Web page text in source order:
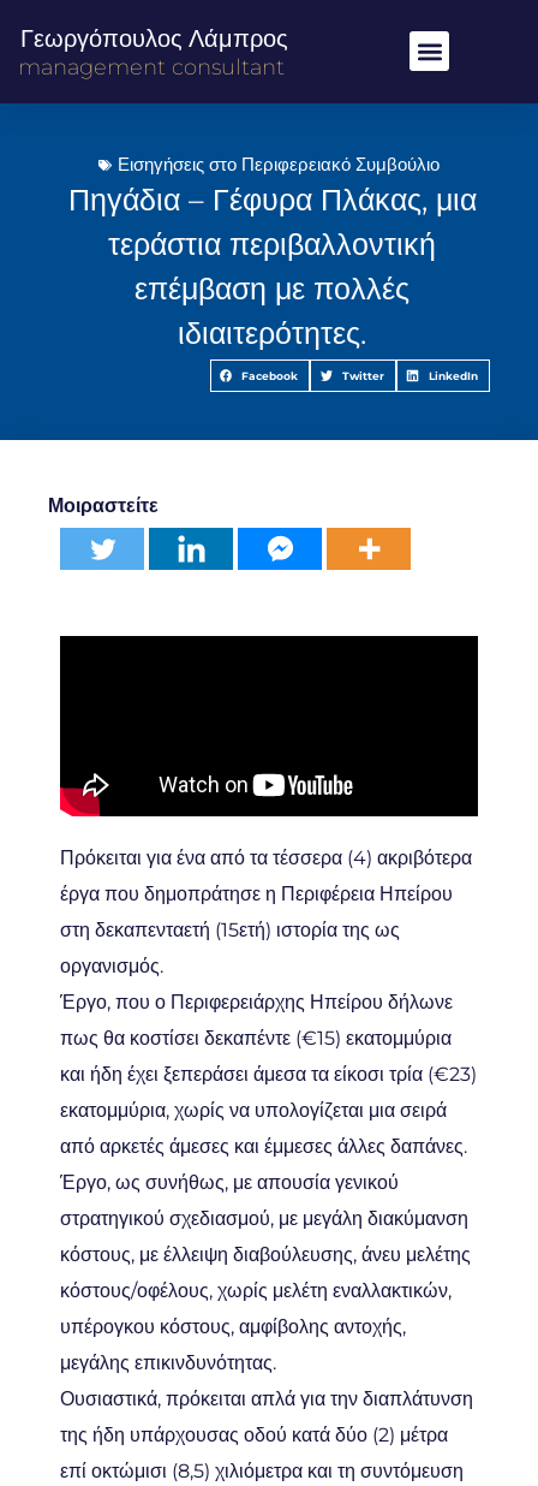
Γεωργόπουλος Λάμπρος
management consultant
Εισηγήσεις στο Περιφερειακό Συμβούλιο
Πηγάδια – Γέφυρα Πλάκας, μια
τεράστια περιβαλλοντική
επέμβαση με πολλές
ιδιαιτερότητες.
Facebook Twitter LinkedIn
Μοιραστείτε
Πρόκειται για ένα από τα τέσσερα (4) ακριβότερα
έργα που δημοπράτησε η Περιφέρεια Ηπείρου
στη δεκαπενταετή (15ετή) ιστορία της ως
οργανισμός.
Έργο, που ο Περιφερειάρχης Ηπείρου δήλωνε
πως θα κοστίσει δεκαπέντε (€15) εκατομμύρια
και ήδη έχει ξεπεράσει άμεσα τα είκοσι τρία (€23)
εκατομμύρια, χωρίς να υπολογίζεται μια σειρά
από αρκετές άμεσες και έμμεσες άλλες δαπάνες.
Έργο, ως συνήθως, με απουσία γενικού
στρατηγικού σχεδιασμού, με μεγάλη διακύμανση
κόστους, με έλλειψη διαβούλευσης, άνευ μελέτης
κόστους/οφέλους, χωρίς μελέτη εναλλακτικών,
υπέρογκου κόστους, αμφίβολης αντοχής,
μεγάλης επικινδυνότητας.
Ουσιαστικά, πρόκειται απλά για την διαπλάτυνση
της ήδη υπάρχουσας οδού κατά δύο (2) μέτρα
επί οκτώμισι (8,5) χιλιόμετρα και τη συντόμευση